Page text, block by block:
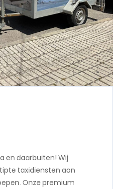
en daarbuiten! Wij
taxidiensten aan
Onze premium